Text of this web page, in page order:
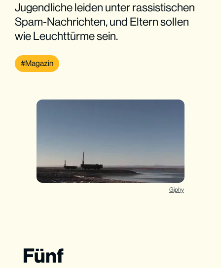
Jugendliche leiden unter rassistischen
Spam-Nachrichten, und Eltern sollen
wie Leuchttürme sein.
Magazin
Giphy
Fünf